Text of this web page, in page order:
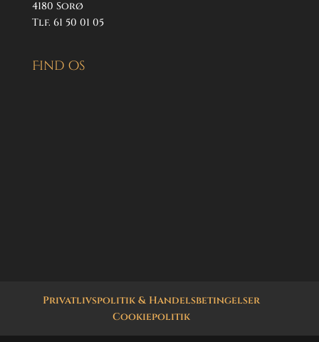
4180 Sorø
Tlf. 61 50 01 05
Find os
Privatlivspolitik & Handelsbetingelser
Cookiepolitik